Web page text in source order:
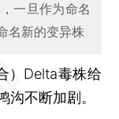
一旦作为命名
名新的变异株
Delta毒株给
不断加剧。